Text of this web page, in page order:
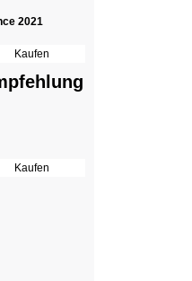
2021